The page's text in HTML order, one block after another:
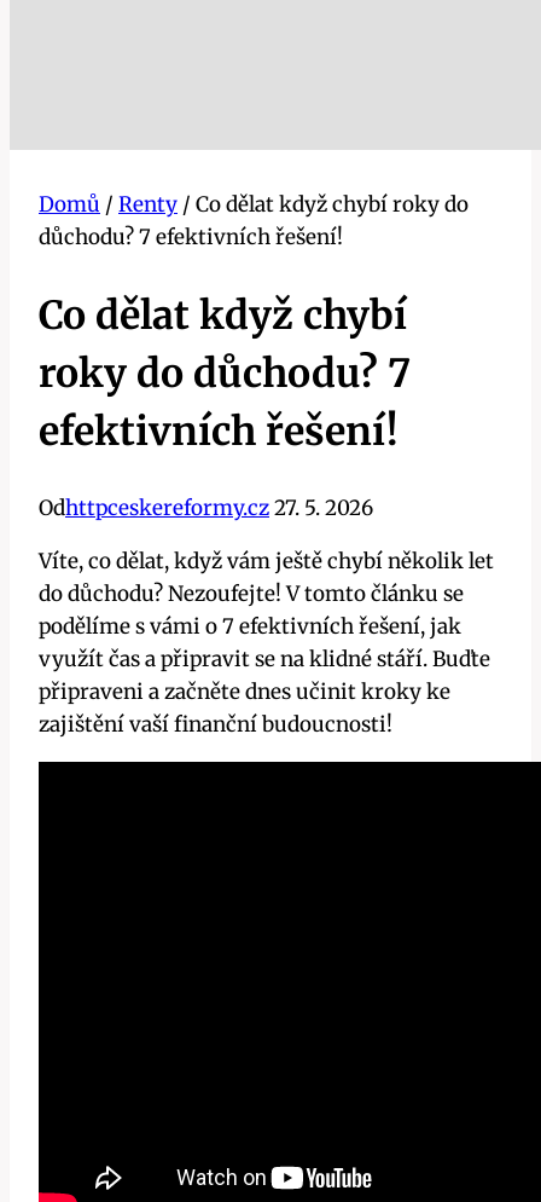
Domů / Renty / Co dělat když chybí roky do
důchodu? 7 efektivních řešení!
Co dělat když chybí
roky do důchodu? 7
efektivních řešení!
Odhttpceskereformy.cz27. 5. 2026
Víte, co dělat, když vám ještě chybí několik let
do důchodu? Nezoufejte! V tomto článku se
podělíme s vámi o 7 efektivních řešení, jak
využít čas a připravit se na klidné stáří. Buďte
připraveni a začněte dnes učinit kroky ke
zajištění vaší finanční budoucnosti!